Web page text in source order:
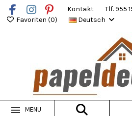
Kontakt
Tlf. 955
Favoriten (0) Deutsch
MENÜ